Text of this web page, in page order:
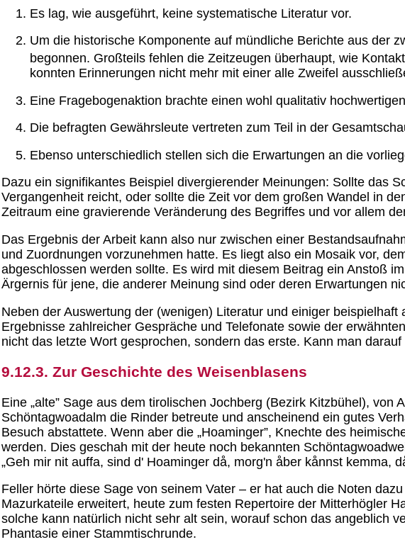
Es lag, wie ausgeführt, keine systematische Literatur vor.
Um die historische Komponente auf mündliche Berichte aus der
begonnen. Großteils fehlen die Zeitzeugen überhaupt, wie
konnten Erinnerungen nicht mehr mit einer alle Zweifel
Eine Fragebogenaktion brachte einen wohl qualitativ
Die befragten Gewährsleute vertreten zum Teil in der
Ebenso unterschiedlich stellen sich die Erwartungen an die
Dazu ein signifikantes Beispiel divergierender Meinungen: Sollte das
Vergangenheit reicht, oder sollte die Zeit vor dem großen Wandel in
Zeitraum eine gravierende Veränderung des Begriffes und vor allem
Das Ergebnis der Arbeit kann also nur zwischen einer
und Zuordnungen vorzunehmen hatte. Es liegt also ein Mosaik vor,
abgeschlossen werden sollte. Es wird mit diesem Beitrag ein Anstoß
Ärgernis für jene, die anderer Meinung sind oder deren Erwartungen
Neben der Auswertung der (wenigen) Literatur und einiger
Ergebnisse zahlreicher Gespräche und Telefonate sowie der
nicht das letzte Wort gesprochen, sondern das erste. Kann man
9.12.3. Zur Geschichte des Weisenblasens
Eine „alte” Sage aus dem tirolischen Jochberg (Bezirk Kitzbühel),
Schöntagwoadalm die Rinder betreute und anscheinend ein gutes
Besuch abstattete. Wenn aber die „Hoaminger”, Knechte des
werden. Dies geschah mit der heute noch bekannten
„Geh mir nit auffa, sind d' Hoaminger då, morg'n åber kånnst kemma,
Feller hörte diese Sage von seinem Vater – er hat auch die Noten
Mazurkateile erweitert, heute zum festen Repertoire der Mitterhögler
solche kann natürlich nicht sehr alt sein, worauf schon das angeblich
Phantasie einer Stammtischrunde.